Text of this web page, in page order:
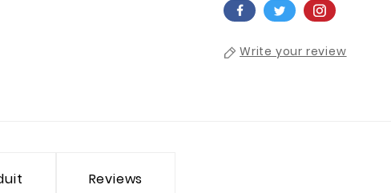
Write your review
Reviews